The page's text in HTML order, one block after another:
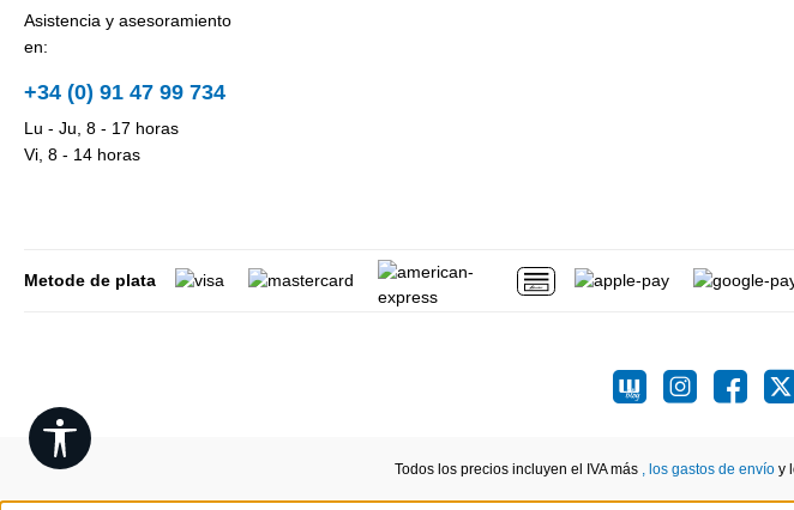
Asistencia y asesoramiento
en:
+34 (0) 91 47 99 734
Lu - Ju, 8 - 17 horas
Vi, 8 - 14 horas
Metode de plata
Todos los precios incluyen el IVA más , los gastos de envíoy
Show toolbar